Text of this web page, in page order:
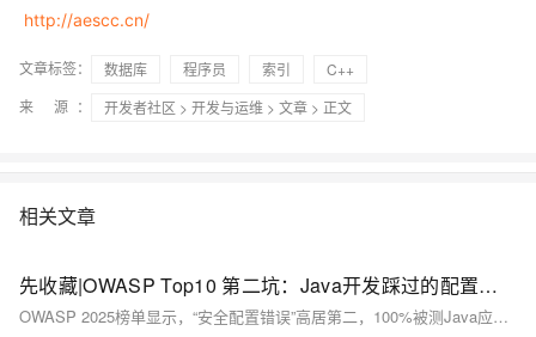
http://aescc.cn/
文章标签： 数据库 程序员 索引
C++
来 源：
开发者社区 > 开发与运维 > 文章 > 正文
相关文章
先收藏|OWASP Top10 第二坑：Java开发踩过的配置漏洞
OWASP 2025榜单显示，“安全配置错误”高居第二，100%被测Java应用中招，漏洞超71.9万次！本文揭露6大典型配置风险：默认账户未改、Swagger未禁用、报错信息裸奔、云服务权限失控、安全头缺失、密钥硬编码，并附真实案例与修复指南。（239字）